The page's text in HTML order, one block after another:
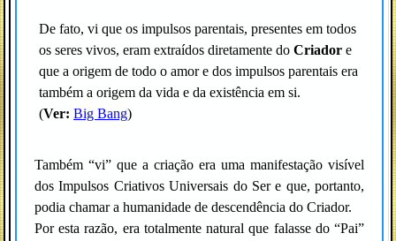
De fato, vi que os impulsos parentais, presentes em todos
os seres vivos, eram extraídos diretamente do Criador e
que a origem de todo o amor e dos impulsos parentais era
também a origem da vida e da existência em si.
(Ver: Big Bang)
Também “vi” que a criação era uma manifestação visível
dos Impulsos Criativos Universais do Ser e que, portanto,
podia chamar a humanidade de descendência do Criador.
Por esta razão, era totalmente natural que falasse do “Pai”